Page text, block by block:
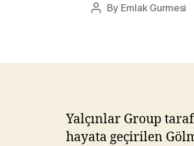
Post
By Emlak Gurmesi
Yalçınlar Group
hayata geçirilen